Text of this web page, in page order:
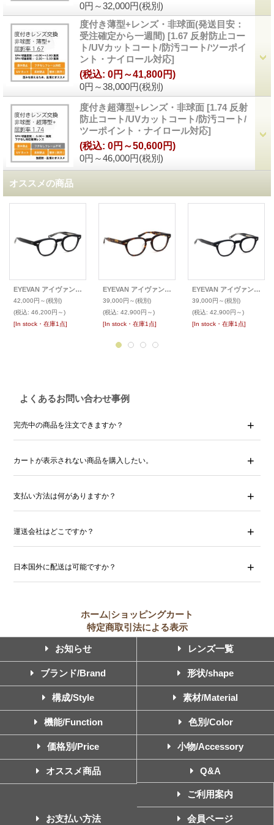
0円～32,000円(税別)
度付き薄型+レンズ・非球面(発送目安：
受注確定から一週間) [1.67 反射防止コー
ト/UVカットコート/防汚コート/ツーポイ
ント・ナイロール対応]
0円～38,000円(税別)
(税込: 0円～41,800円)
度付き超薄型+レンズ・非球面 [1.74 反射
防止コート/UVカットコート/防汚コート/
ツーポイント・ナイロール対応]
0円～46,000円(税別)
(税込: 0円～50,600円)
オススメの商品
EYEVAN アイヴァン メガネ Webb-CP(47)
42,000円～(税別)
(税込: 46,200円～)
[In stock・在庫1点]
EYEVAN アイヴァン メガネ Webb(49)
39,000円～(税別)
(税込: 42,900円～)
[In stock・在庫1点]
EYEVAN アイヴァン メガネ Webb(47)
39,000円～(税別)
(税込: 42,900円～)
[In stock・在庫1点]
よくあるお問い合わせ事例
完売中の商品を注文できますか？
カートが表示されない商品を購入したい。
支払い方法は何がありますか？
運送会社はどこですか？
日本国外に配送は可能ですか？
ホーム|ショッピングカート
特定商取引法による表示
お知らせ レンズ一覧
ブランド/Brand 形状/shape
構成/Style 素材/Material
機能/Function 色別/Color
価格別/Price 小物/Accessory
オススメ商品 Q&A
ご利用案内
お支払い方法 会員ページ